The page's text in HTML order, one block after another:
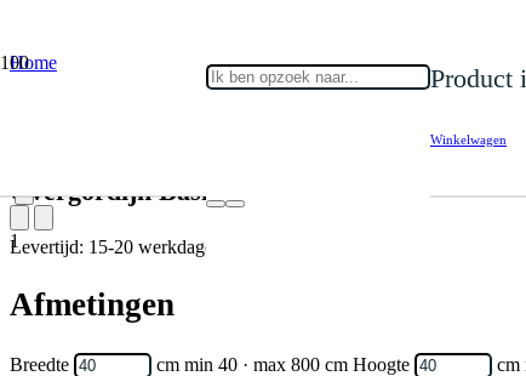
Product
Winkelwagen
Home
Overgordijn Basic Dimout Plash 40
Levertijd: 15-20 werkdagen
1
Afmetingen
Breedte cm min 40 · max 800 cm Hoogte cm